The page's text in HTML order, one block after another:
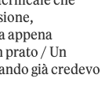
appena
prato / Un
già credevo